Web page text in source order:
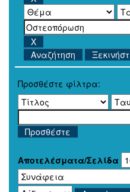
Προσθέστε φίλτρα:
Αποτελέσματα/Σελίδα